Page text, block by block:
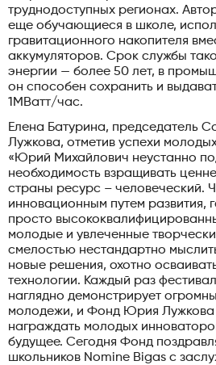
труднодоступных регионах.
еще обучающиеся в школе,
гравитационного накопителя
аккумуляторов. Срок службы
энергии — более 50 лет, в
он способен сохранить и
1МВатт/час.
Елена Батурина, председатель
Лужкова, отметив успехи
«Юрий Михайлович неустанно
необходимость взращивать
страны ресурс – человеческий.
инновационным путем развития,
просто
молодые и увлеченные
смелостью нестандартно
новые решения, охотно
технологии. Каждый раз
наглядно демонстрирует
молодежи, и Фонд Юрия Лужкова
награждать молодых
будущее. Сегодня Фонд
школьников Nomine Bigas с